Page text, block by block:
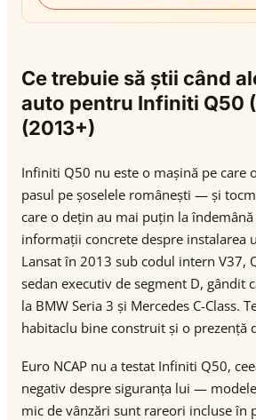
Ce trebuie să știi când
auto pentru Infiniti Q50
(2013+)
Infiniti Q50 nu este o mașină pe care
pasul pe șoselele românești — și
care o dețin au mai puțin la
informații concrete despre instalarea
Lansat în 2013 sub codul intern V37,
sedan executiv de segment D, gândit
la BMW Seria 3 și Mercedes C-Class.
habitaclu bine construit și o prezență
Euro NCAP nu a testat Infiniti Q50,
negativ despre siguranța lui —
mic de vânzări sunt rareori incluse în